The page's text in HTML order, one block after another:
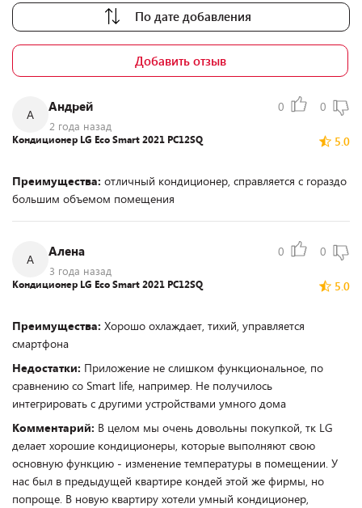
По дате добавления
Добавить отзыв
А
Андрей
2 года назад
0 0
5.0
Кондиционер LG Eco Smart 2021 PC12SQ
Преимущества: отличный кондиционер, справляется с гораздо
большим объемом помещения
А
Алена
3 года назад
0 0
5.0
Кондиционер LG Eco Smart 2021 PC12SQ
Преимущества: Хорошо охлаждает, тихий, управляется
смартфона
Недостатки: Приложение не слишком функциональное, по
сравнению со Smart life, например. Не получилось
интегрировать с другими устройствами умного дома
Комментарий: В целом мы очень довольны покупкой, тк LG
делает хорошие кондиционеры, которые выполняют свою
основную функцию - изменение температуры в помещении. У
нас был в предыдущей квартире кондей этой же фирмы, но
попроще. В новую квартиру хотели умный кондиционер,